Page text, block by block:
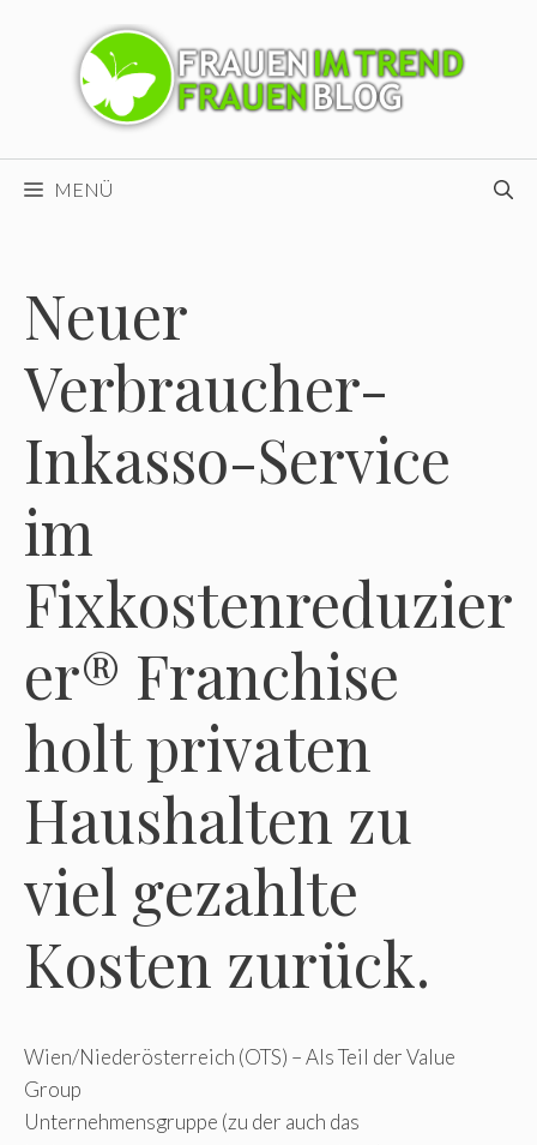
MENÜ
Neuer
Verbraucher-
Inkasso-Service
im
Fixkostenreduzier
er® Franchise
holt privaten
Haushalten zu
viel gezahlte
Kosten zurück.
Wien/Niederösterreich (OTS) – Als Teil der Value
Group
Unternehmensgruppe (zu der auch das